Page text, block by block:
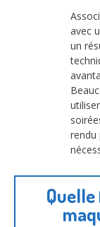
avec
un
rendu